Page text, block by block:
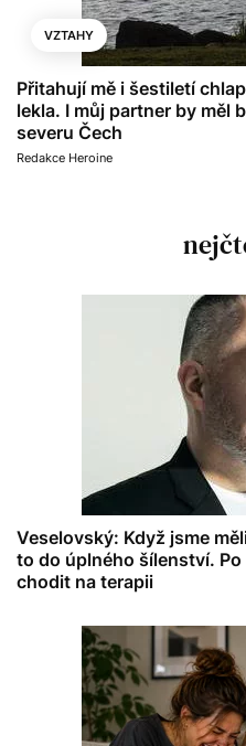
VZTAHY
Přitahují mě i šestiletí
lekla. I můj partner by měl
severu Čech
Redakce Heroine
Veselovský: Když jsme
to do úplného šílenství.
chodit na terapii